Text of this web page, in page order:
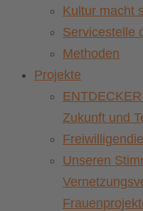
Kultur macht
Servicestelle
Methoden
Projekte
Zukunft und
Unseren